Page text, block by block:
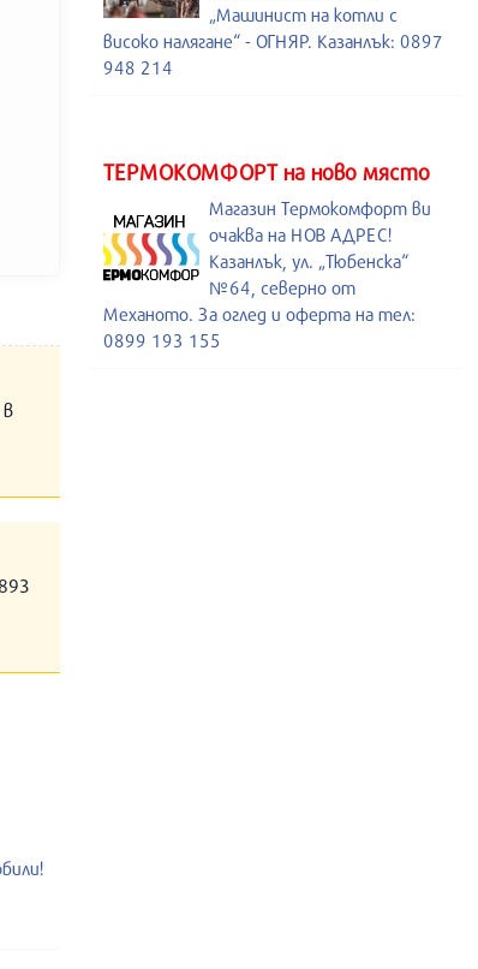
„Машинист на котли с
високо налягане“ - ОГНЯР. Казанлък: 0897
948 214
ТЕРМОКОМФОРТ на ново място
Магазин Термокомфорт ви
очаква на НОВ АДРЕС!
Казанлък, ул. „Тюбенска“
№64, северно от
Механото. За оглед и оферта на тел:
0899 193 155